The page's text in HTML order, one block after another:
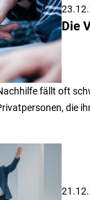
Die
fällt oft
die